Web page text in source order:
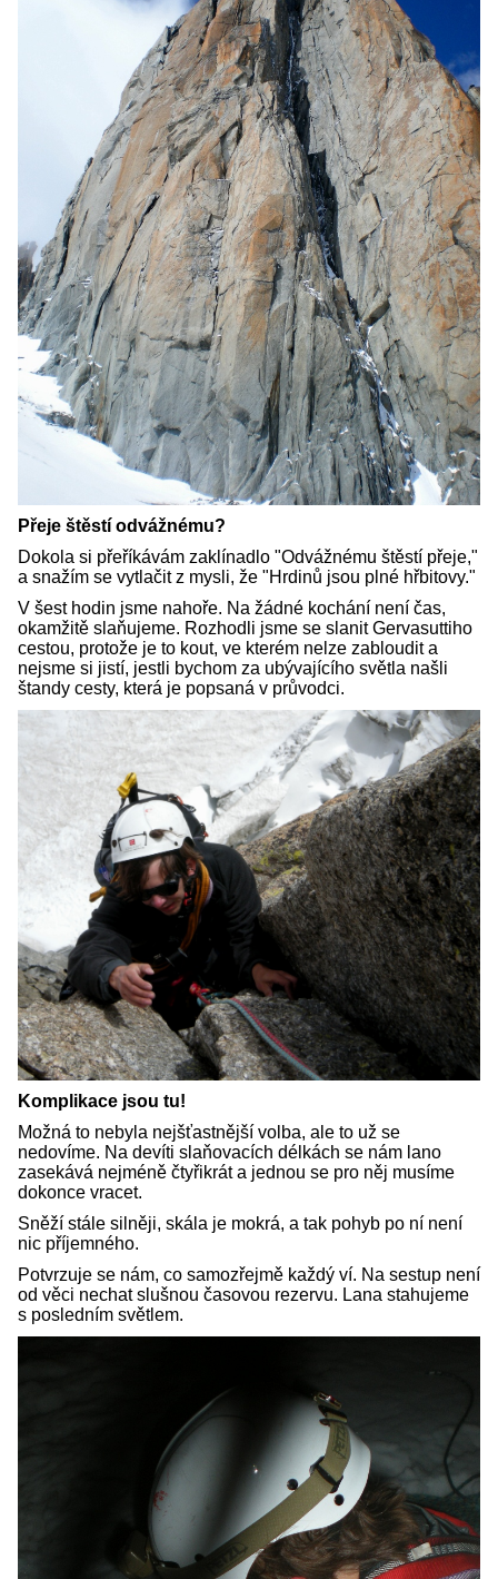
Přeje štěstí odvážnému?
Dokola si přeříkávám zaklínadlo "Odvážnému štěstí přeje,"
a snažím se vytlačit z mysli, že "Hrdinů jsou plné hřbitovy."
V šest hodin jsme nahoře. Na žádné kochání není čas,
okamžitě slaňujeme. Rozhodli jsme se slanit Gervasuttiho
cestou, protože je to kout, ve kterém nelze zabloudit a
nejsme si jistí, jestli bychom za ubývajícího světla našli
štandy cesty, která je popsaná v průvodci.
Komplikace jsou tu!
Možná to nebyla nejšťastnější volba, ale to už se
nedovíme. Na devíti slaňovacích délkách se nám lano
zasekává nejméně čtyřikrát a jednou se pro něj musíme
dokonce vracet.
Sněží stále silněji, skála je mokrá, a tak pohyb po ní není
nic příjemného.
Potvrzuje se nám, co samozřejmě každý ví. Na sestup není
od věci nechat slušnou časovou rezervu. Lana stahujeme
s posledním světlem.